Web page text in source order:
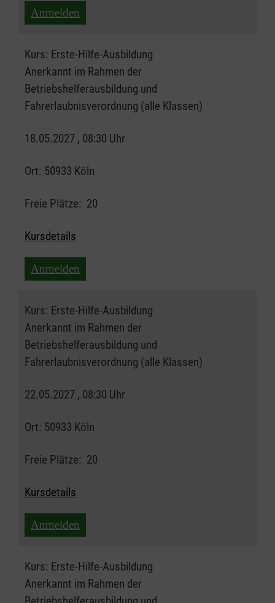
Anmelden
Kurs: Erste-Hilfe-Ausbildung
Anerkannt im Rahmen der
Betriebshelferausbildung und
Fahrerlaubnisverordnung (alle Klassen)
18.05.2027 , 08:30 Uhr
Ort: 50933 Köln
Freie Plätze: 20
Kursdetails
Anmelden
Kurs: Erste-Hilfe-Ausbildung
Anerkannt im Rahmen der
Betriebshelferausbildung und
Fahrerlaubnisverordnung (alle Klassen)
22.05.2027 , 08:30 Uhr
Ort: 50933 Köln
Freie Plätze: 20
Kursdetails
Anmelden
Kurs: Erste-Hilfe-Ausbildung
Anerkannt im Rahmen der